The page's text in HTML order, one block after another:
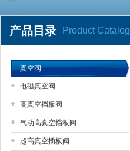
上海戎钛阀门制造有限公司
产品目录 Product Catalog
真空阀
电磁真空阀
高真空挡板阀
气动高真空挡板阀
超高真空插板阀